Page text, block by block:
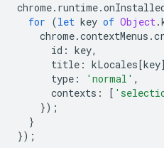
chrome. runtime.
for (let key of Object.
chrome.contextMenus .
id : key,
title : kLocales [key
type : 'normal' ,
contexts : [
});
}
});